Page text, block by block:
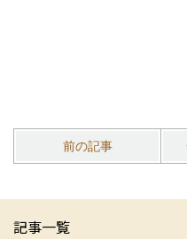
前の記事
記事一覧